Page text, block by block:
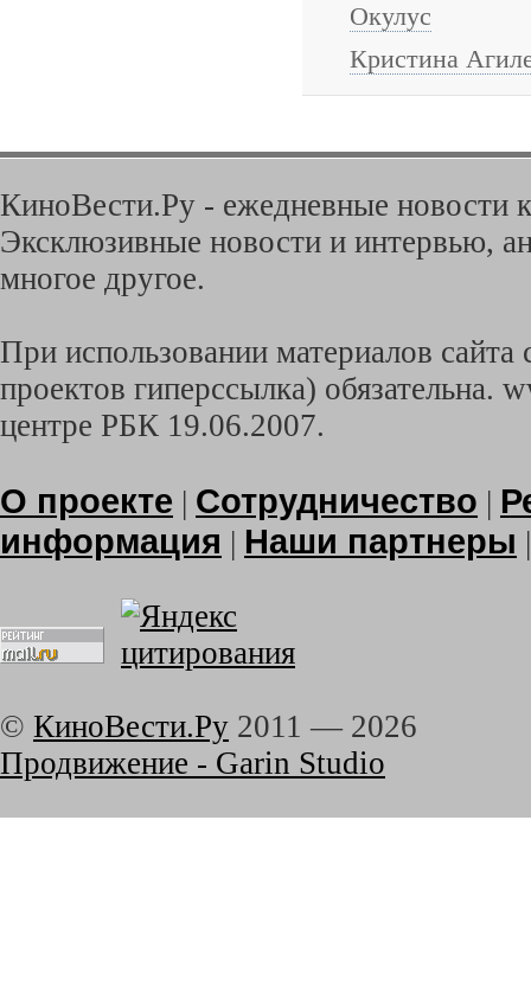
Окулус
Кристина
КиноВести.Ру - ежедневные новости
Эксклюзивные новости и интервью,
многое другое.
При использовании материалов
проектов гиперссылка) обязательна.
центре РБК 19.06.2007.
О проекте | Сотрудничество |
информация | Наши партнеры
© КиноВести.Ру 2011 — 2026
Продвижение - Garin Studio